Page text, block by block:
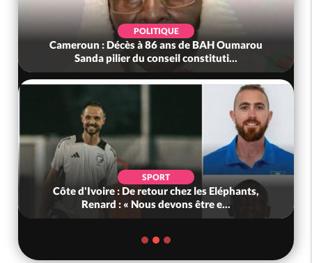
POLITIQUE
Cameroun : Décès à 86 ans de BAH Oumarou
Sanda pilier du conseil constituti...
SPORT
Côte d'Ivoire : De retour chez les Eléphants,
Renard : « Nous devons être e...